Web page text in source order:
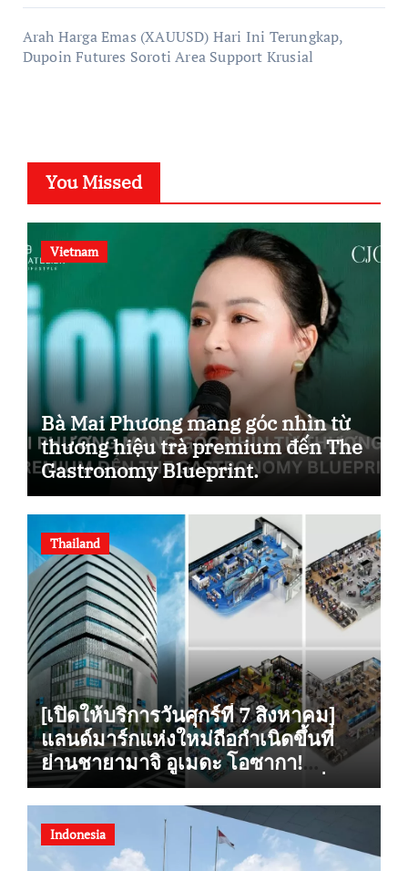
Arah Harga Emas (XAUUSD) Hari Ini Terungkap,
Dupoin Futures Soroti Area Support Krusial
You Missed
Vietnam
Bà Mai Phương mang góc nhìn từ
thương hiệu trà premium đến The
Gastronomy Blueprint.
Thailand
[เปิดให้บริการวันศุกร์ที่ 7 สิงหาคม]
แลนด์มาร์กแห่งใหม่ถือกำเนิดขึ้นที่
ย่านชายามาจิ อูเมดะ โอซากา!
“Alpen OSAKA” ร้านกีฬาเรือธงที่ใหญ่
ที่สุดแห่งหนึ่งในญี่ปุ่นฝั่งตะวันตก
รองรับการซื้อสินค้าปลอดภาษี เปิดให้
บริการอย่างเป็นทางการ
Indonesia